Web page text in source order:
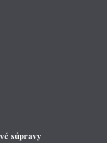
súpravy